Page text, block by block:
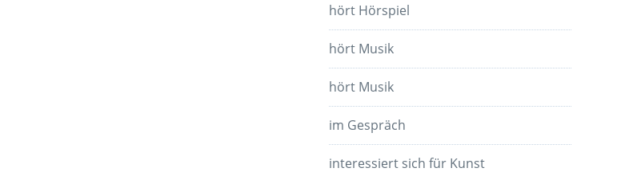
hört Hörspiel
hört Musik
hört Musik
im Gespräch
interessiert sich für Kunst